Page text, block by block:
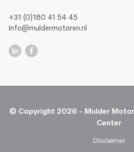
+31 (0)180 41 54 45
info@muldermotoren.nl
© Copyright 2026 - Mulder
Center
Disclaimer